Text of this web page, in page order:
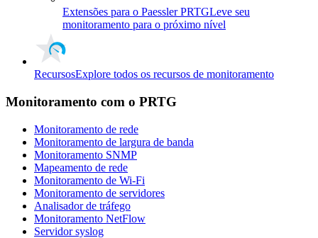
Extensões para o Paessler PRTGLeve seu
monitoramento para o próximo nível
RecursosExplore todos os recursos de monitoramento
Monitoramento com o PRTG
Monitoramento de rede
Monitoramento de largura de banda
Monitoramento SNMP
Mapeamento de rede
Monitoramento de Wi-Fi
Monitoramento de servidores
Analisador de tráfego
Monitoramento NetFlow
Servidor syslog